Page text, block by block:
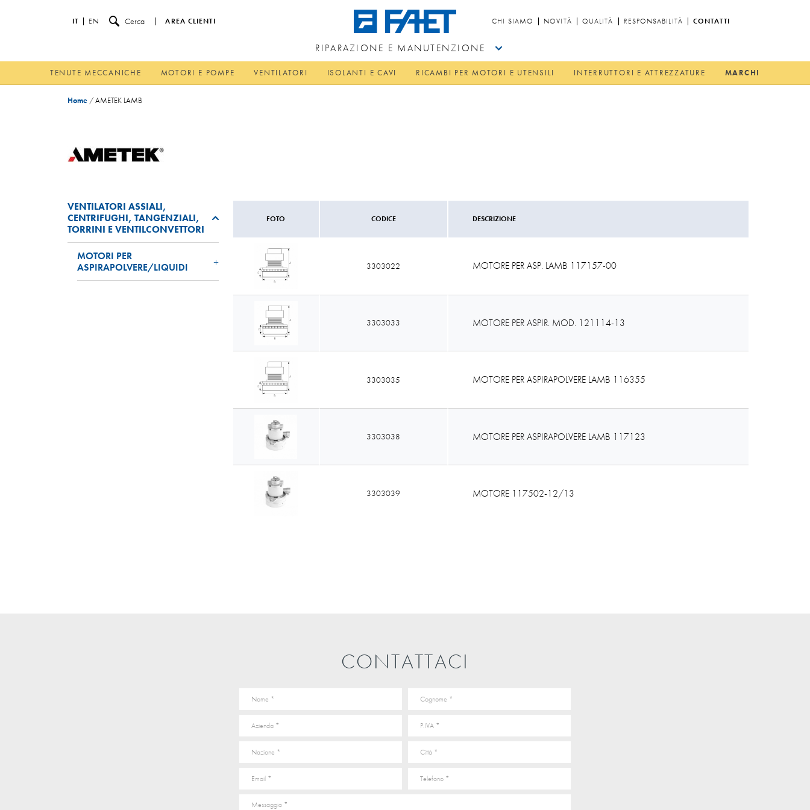
IT EN Cerca AREA CLIENTI CHI SIAMO NOVITÀ QUALITÀ RESPONSABILITÀ CONTATTI
RIPARAZIONE E MANUTENZIONE
TENUTE MECCANICHE MOTORI E POMPE VENTILATORI ISOLANTI E CAVI RICAMBI PER MOTORI E UTENSILI INTERRUTTORI E ATTREZZATURE MARCHI
Home /AMETEK LAMB
VENTILATORI ASSIALI,
CENTRIFUGHI, TANGENZIALI,
TORRINI E VENTILCONVETTORI
MOTORI PER
ASPIRAPOLVERE/LIQUIDI
FOTO CODICE DESCRIZIONE
3303022 MOTORE PER ASP. LAMB 117157-00
3303033 MOTORE PER ASPIR. MOD. 121114-13
3303035 MOTORE PER ASPIRAPOLVERE LAMB 116355
3303038 MOTORE PER ASPIRAPOLVERE LAMB 117123
3303039 MOTORE 117502-12/13
CONTATTACI